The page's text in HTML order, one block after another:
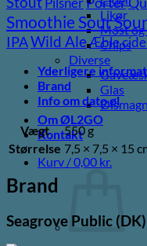
Likør
Most og
Chips
Diverse
Glas
Om ØL2GO
Kontakt
Kurv /0,00 kr.
Smoothie SourSour
IPAWild Ale Æble
Yderligere
Brand
Info om dato øl
Vægt
550 g
Størrelse 7,5 × 7,5 × 15
Brand
Seagrove Public (DK)